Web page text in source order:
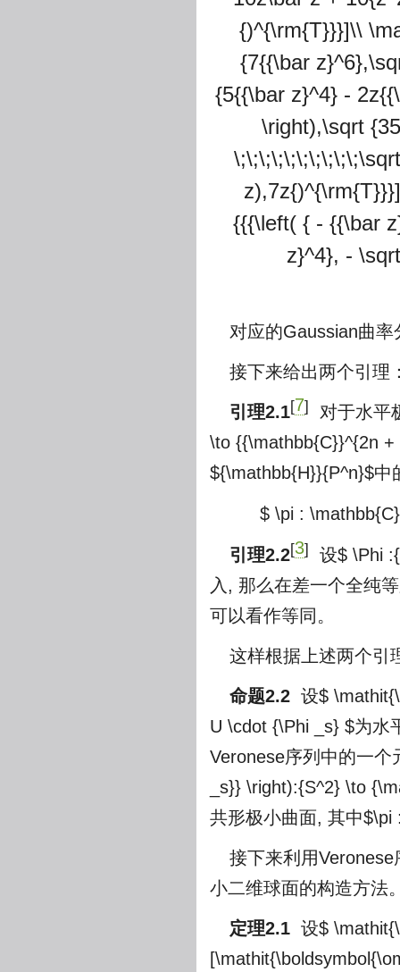
{)^{\rm{T}}}]\\
{7{{\bar
{5{{\bar z}^4} -
\right),\sqrt
{{{\left( { - {{\bar
z}^4}, -
对应的Gaussian曲
接下来给出两个引理
引理2.1[7]
对于水平
\to {{\mathbb{C}}^{2n +
${\mathbb{H}}{P^n}$中
$ \pi :
引理2.2[3] 设$ \Phi
入, 那么在差一个全纯
可以看作等同。
这样根据上述两个引
命题2.2 设$
U \cdot {\Phi _s} $为水
Veronese序列中的一个
_s}} \right):{S^2} \to
共形极小曲面, 其中$\pi
接下来利用
小二维球面的构造方法
定理2.1 设$